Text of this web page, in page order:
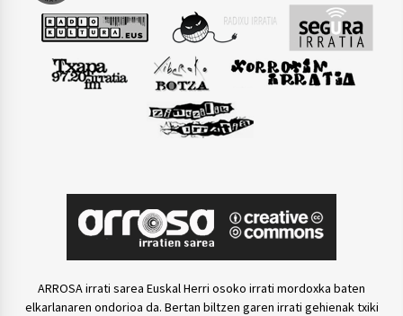
ARROSA irrati sarea Euskal Herri osoko irrati mordoxka baten
elkarlanaren ondorioa da. Bertan biltzen garen irrati gehienak txiki